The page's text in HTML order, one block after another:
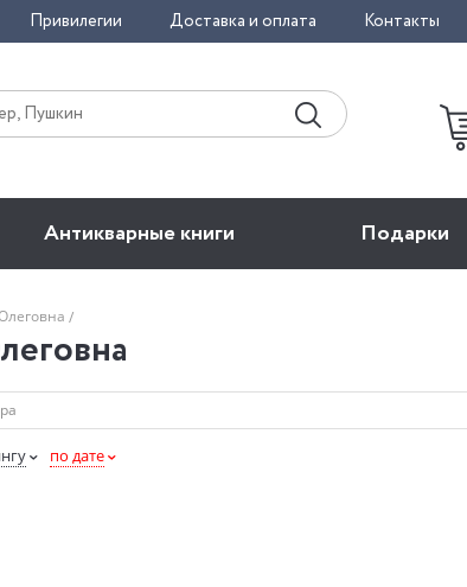
Привилегии Доставка и оплата Контакты
Антикварные книги Подарки
по дате